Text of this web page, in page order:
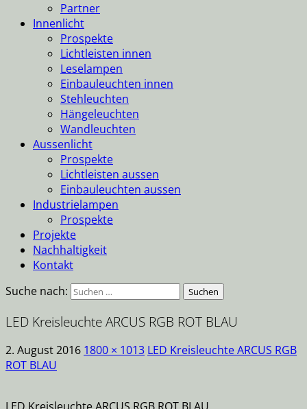
Partner
Innenlicht
Prospekte
Lichtleisten innen
Leselampen
Einbauleuchten innen
Stehleuchten
Hängeleuchten
Wandleuchten
Aussenlicht
Prospekte
Lichtleisten aussen
Einbauleuchten aussen
Industrielampen
Prospekte
Projekte
Nachhaltigkeit
Kontakt
Suche nach:
LED Kreisleuchte ARCUS RGB ROT BLAU
2. August 2016 1800 × 1013 LED Kreisleuchte ARCUS RGB
ROT BLAU